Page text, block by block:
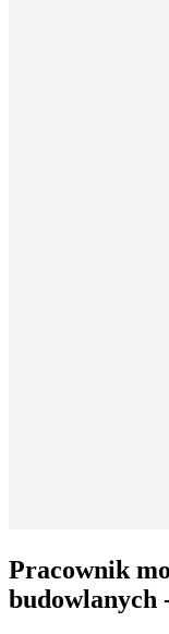
Pracownik
budowlanych